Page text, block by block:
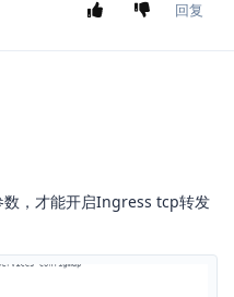
回复
数，才能开启Ingress tcp转发